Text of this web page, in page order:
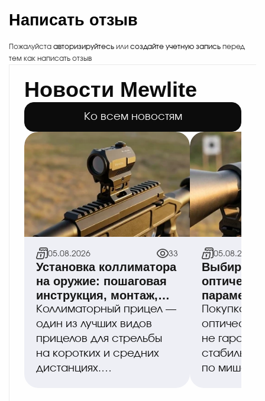
Написать отзыв
Пожалуйста авторизируйтесь или создайте учетную запись перед
тем как написать отзыв
Новости Mewlite
Ко всем новостям
05.08.2026 33
Установка коллиматора
на оружие: пошаговая
инструкция, монтаж,
пристрелка
Коллиматорный прицел —
один из лучших видов
прицелов для стрельбы
на коротких и средних
дистанциях.
05.08.2026
Выбираем
Покупка
не
по мишени,